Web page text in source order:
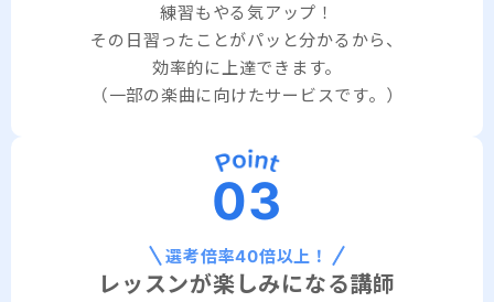
練習もやる気アップ！
その日習ったことがパッと分かるから、
効率的に上達できます。
（一部の楽曲に向けたサービスです。）
03
選考倍率40倍以上！
レッスンが楽しみになる講師